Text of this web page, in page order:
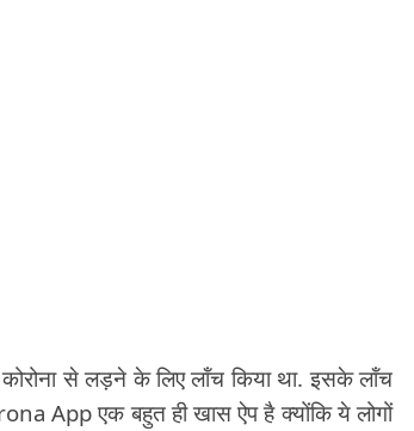
से लड़ने के लिए लॉंच किया था. इसके लॉंच
App एक बहुत ही खास ऐप है क्योंकि ये लोगों